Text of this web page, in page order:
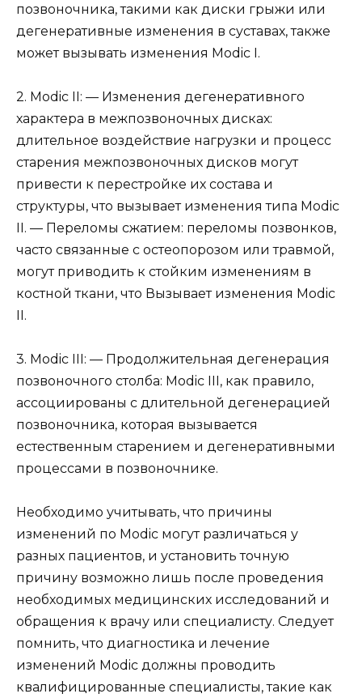
позвоночника, такими как диски грыжи или
дегенеративные изменения в суставах, также
может вызывать изменения Modic I.
2. Modic II: — Изменения дегенеративного
характера в межпозвоночных дисках:
длительное воздействие нагрузки и процесс
старения межпозвоночных дисков могут
привести к перестройке их состава и
структуры, что вызывает изменения типа Modic
II. — Переломы сжатием: переломы позвонков,
часто связанные с остеопорозом или травмой,
могут приводить к стойким изменениям в
костной ткани, что Вызывает изменения Modic
II.
3. Modic III: — Продолжительная дегенерация
позвоночного столба: Modic III, как правило,
ассоциированы с длительной дегенерацией
позвоночника, которая вызывается
естественным старением и дегенеративными
процессами в позвоночнике.
Необходимо учитывать, что причины
изменений по Modic могут различаться у
разных пациентов, и установить точную
причину возможно лишь после проведения
необходимых медицинских исследований и
обращения к врачу или специалисту. Следует
помнить, что диагностика и лечение
изменений Modic должны проводить
квалифицированные специалисты, такие как